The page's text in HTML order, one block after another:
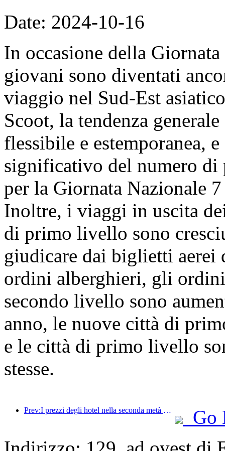
Date: 2024-10-16
In occasione della
giovani sono diventati
viaggio nel Sud-Est
Scoot, la tendenza
flessibile e estemporanea,
significativo del numero di
per la Giornata Nazionale
Inoltre, i viaggi in uscita
di primo livello sono
giudicare dai biglietti aerei
ordini alberghieri, gli
secondo livello sono
anno, le nuove città di
e le città di primo livello
stesse.
Prev:I prezzi degli hotel nella seconda metà della Giornata Nazionale sono ai minimi festivi
Go